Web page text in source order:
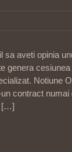
sa aveti opinia
genera
Notiune
contract numai
[…]